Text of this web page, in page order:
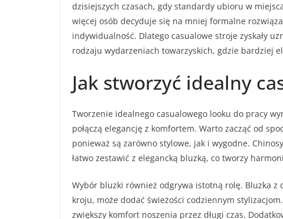
dzisiejszych czasach, gdy standardy ubioru w
więcej osób decyduje się na mniej formalne
indywidualność. Dlatego casualowe stroje zyskały
rodzaju wydarzeniach towarzyskich, gdzie bardziej
Jak stworzyć idealny
Tworzenie idealnego casualowego looku do pracy
połączą elegancję z komfortem. Warto zacząć od
ponieważ są zarówno stylowe, jak i wygodne.
łatwo zestawić z elegancką bluzką, co tworzy
Wybór bluzki również odgrywa istotną rolę. Bluzka
kroju, może dodać świeżości codziennym
zwiększy komfort noszenia przez długi czas.